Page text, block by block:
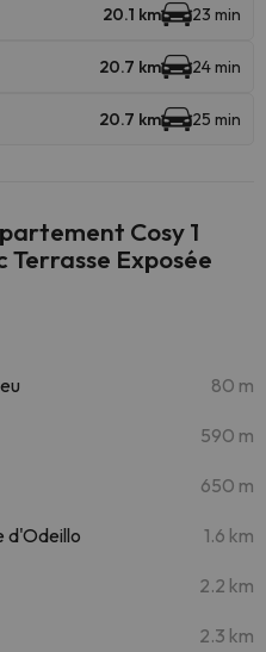
20.1 km 23 min
20.7 km 24 min
20.7 km 25 min
Cosy 1
Terrasse Exposée
80 m
590 m
650 m
d'Odeillo 1.6 km
2.2 km
2.3 km